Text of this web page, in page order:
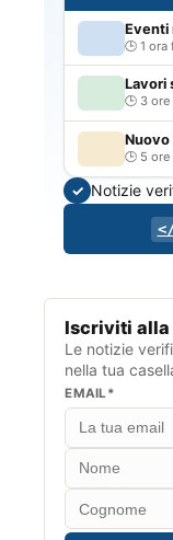
Eventi
1 ora
Lavori
3 ore
Nuovo
5 ore
✓ Notizie
Iscriviti
Le notizie
nella tua
EMAIL*